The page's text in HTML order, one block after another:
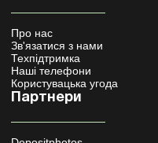
Про нас
Зв'язатися з нами
Техпідтримка
Наші телефони
Користувацька угода
Партнери